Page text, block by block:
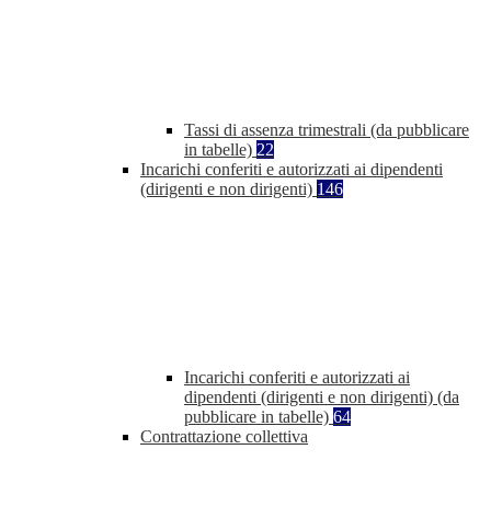
Tassi di assenza trimestrali (da pubblicare
in tabelle) 22
Incarichi conferiti e autorizzati ai dipendenti
(dirigenti e non dirigenti) 146
Incarichi conferiti e autorizzati ai
dipendenti (dirigenti e non dirigenti) (da
pubblicare in tabelle) 64
Contrattazione collettiva